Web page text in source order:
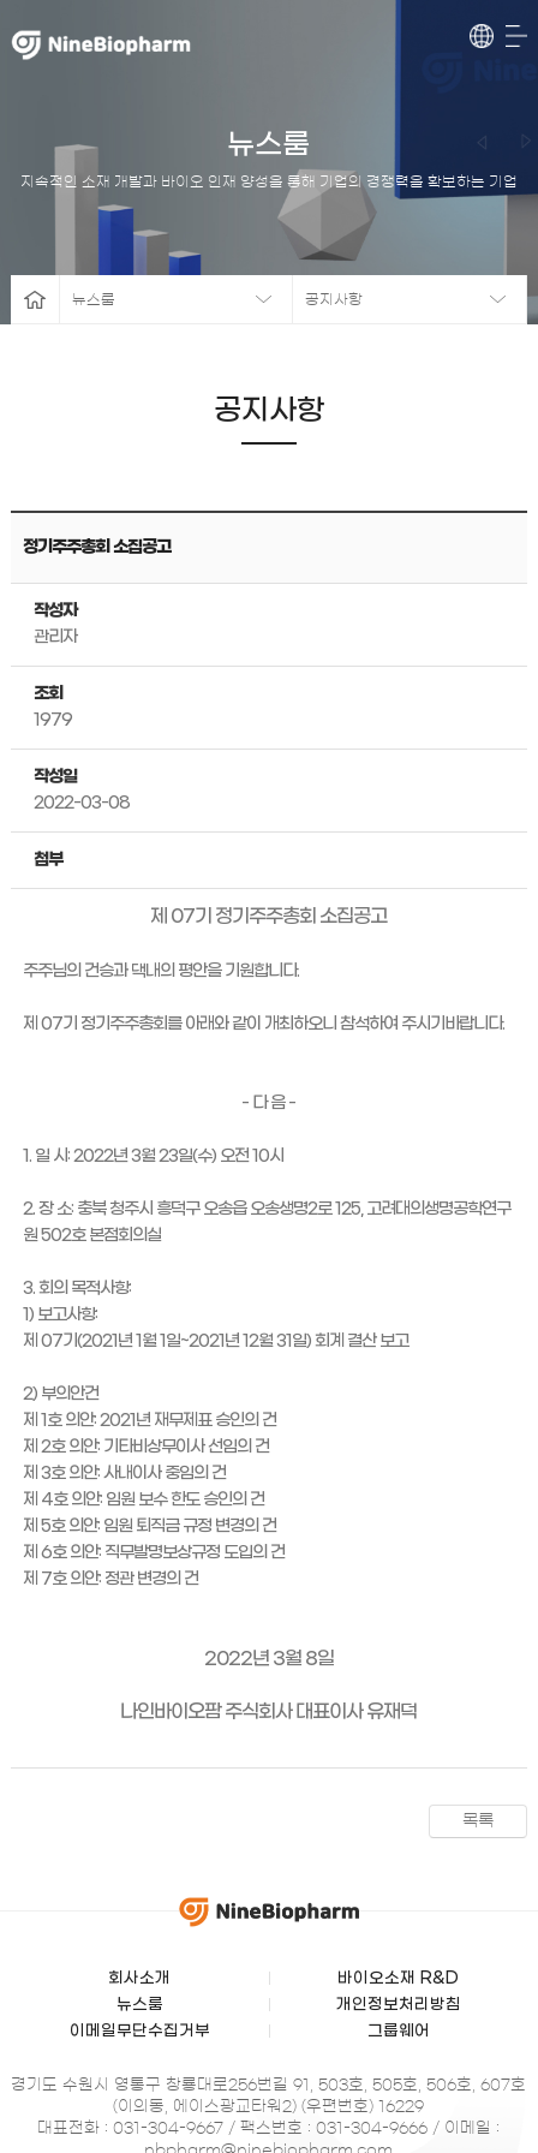
뉴스룸
지속적인 소재 개발과 바이오 인재 양성을 통해 기업의 경쟁력을 확보하는 기업
뉴스룸 공지사항
공지사항
정기주주총회 소집공고
작성자
관리자
조회
1979
작성일
2022-03-08
첨부
제 07기 정기주주총회 소집공고
주주님의 건승과 댁내의 평안을 기원합니다.
제 07기 정기주주총회를 아래와 같이 개최하오니 참석하여 주시기바랍니다.
- 다 음 -
1. 일 시: 2022년 3월 23일(수) 오전 10시
2. 장 소: 충북 청주시 흥덕구 오송읍 오송생명2로 125, 고려대의생명공학연구
원 502호 본점회의실
3. 회의 목적사항:
1) 보고사항:
제 07기(2021년 1월 1일~2021년 12월 31일) 회계 결산 보고
2) 부의안건
제 1호 의안: 2021년 재무제표 승인의 건
제 2호 의안: 기타비상무이사 선임의 건
제 3호 의안: 사내이사 중임의 건
제 4호 의안: 임원 보수 한도 승인의 건
제 5호 의안: 임원 퇴직금 규정 변경의 건
제 6호 의안: 직무발명보상규정 도입의 건
제 7호 의안: 정관 변경의 건
2022년 3월 8일
나인바이오팜 주식회사 대표이사 유재덕
목록
회사소개
바이오소재 R&D
뉴스룸
개인정보처리방침
이메일무단수집거부
그룹웨어
경기도 수원시 영통구 창룡대로256번길 91, 503호, 505호, 506호, 607호
(이의동, 에이스광교타워2) (우편번호) 16229
대표전화 : 031-304-9667 / 팩스번호 : 031-304-9666 / 이메일 :